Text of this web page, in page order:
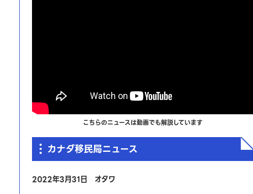
こちらのニュースは動画でも解説しています
カナダ移民局ニュース
2022年3月31日 オタワ